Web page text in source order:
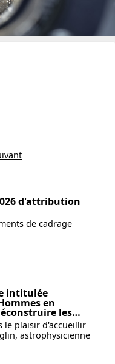
d'attribution
de cadrage
intitulée
en
les…
le plaisir d'accueillir
astrophysicienne